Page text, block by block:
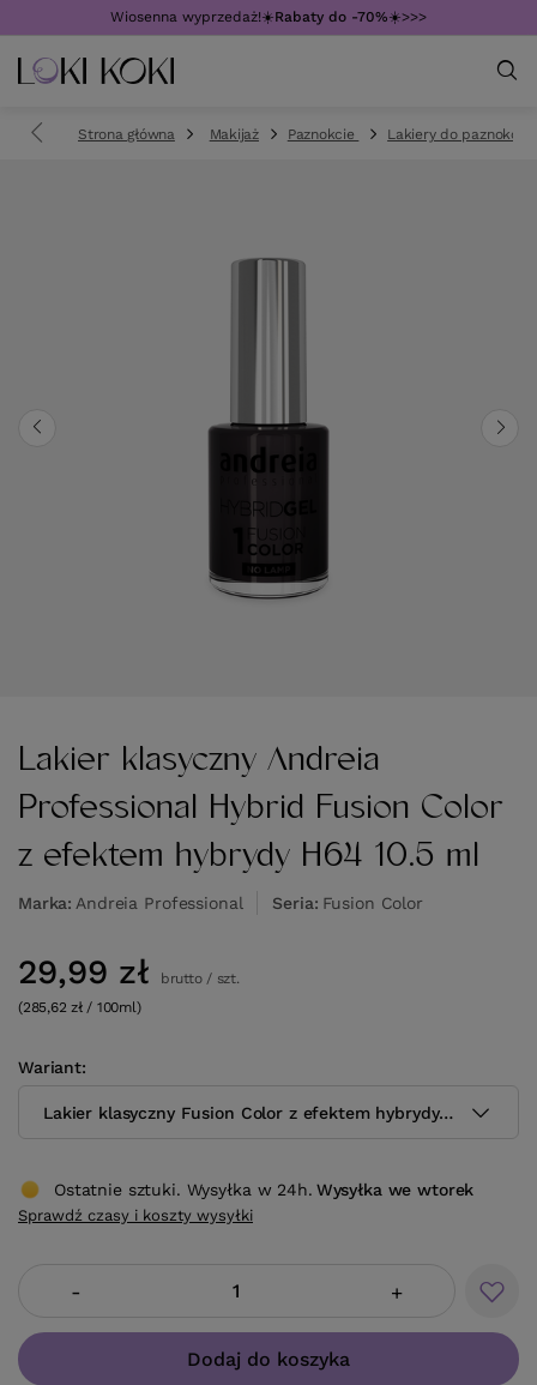
Wiosenna wyprzedaż!☀️Rabaty do -70%☀️>>>
Strona główna Makijaż Paznokcie Lakiery do paznokci
Lakier klasyczny Andreia
Professional Hybrid Fusion Color
z efektem hybrydy H64 10.5 ml
Marka Andreia Professional Seria Fusion Color
Wariant
Lakier klasyczny Fusion Color z efektem hybrydy H64 10.5
29,99 zł brutto/ szt.
(285,62 zł / 100ml)
- +
Dodaj do koszyka
Ostatnie sztuki. Wysyłka w 24h. Wysyłka we wtorek
Sprawdź czasy i koszty wysyłki